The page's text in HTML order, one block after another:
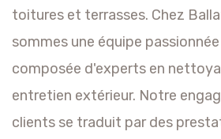
toitures et terrasses. Chez
sommes une équipe
composée d'experts en
entretien extérieur. Notre
clients se traduit par des